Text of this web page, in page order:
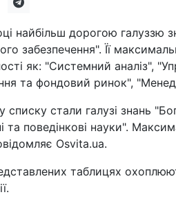
найбільш дорогою галуззю
забезпечення". Її
як: "Системний аналіз",
та фондовий ринок",
стали галузі знань
та поведінкові науки".
Оsvita.ua.
таблицях